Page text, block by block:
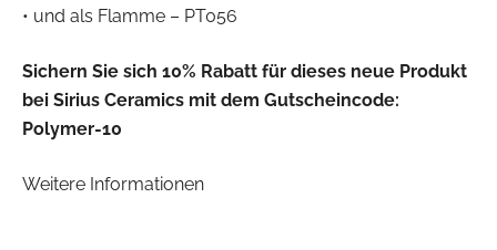
• und als Flamme – PT056
Sichern Sie sich 10% Rabatt für dieses neue Produkt
bei Sirius Ceramics mit dem Gutscheincode:
Polymer-10
Weitere Informationen